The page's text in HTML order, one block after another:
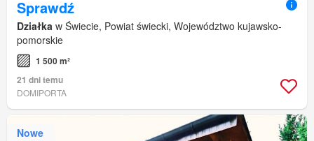
Sprawdź
Działka w Świecie, Powiat świecki, Województwo kujawsko-
pomorskie
1 500 m²
21 dni temu
DOMIPORTA
Nowe